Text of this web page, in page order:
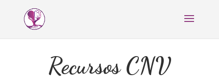
Recursos CNV